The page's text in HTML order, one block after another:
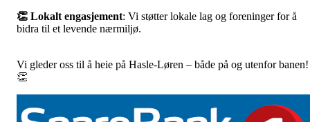
👏 Lokalt engasjement: Vi støtter lokale lag og foreninger for å
bidra til et levende nærmiljø.
Vi gleder oss til å heie på Hasle-Løren – både på og utenfor banen!
👏